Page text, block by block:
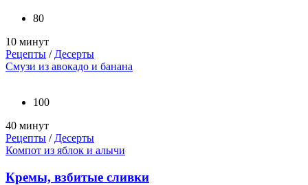
80
10 минут
Рецепты / Десерты
Смузи из авокадо и банана
100
40 минут
Рецепты / Десерты
Компот из яблок и алычи
Кремы, взбитые сливки